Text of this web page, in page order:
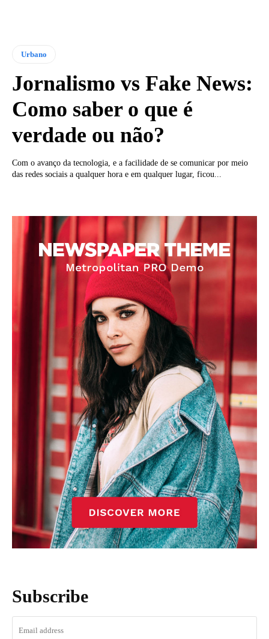
Urbano
Jornalismo vs Fake News:
Como saber o que é
verdade ou não?
Com o avanço da tecnologia, e a facilidade de se comunicar por meio
das redes sociais a qualquer hora e em qualquer lugar, ficou...
Subscribe